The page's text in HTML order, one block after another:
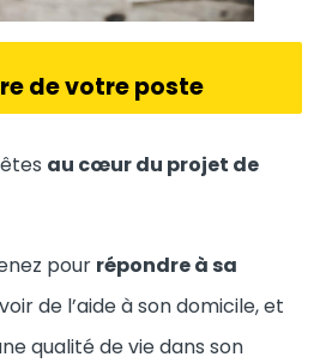
de votre poste
au cœur du projet de
pour répondre à sa
de l’aide à son domicile, et
qualité de vie dans son